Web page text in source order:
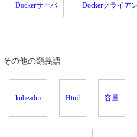
Dockerサーバ Dockerクライア
その他の類義語
kubeadm Html 容量